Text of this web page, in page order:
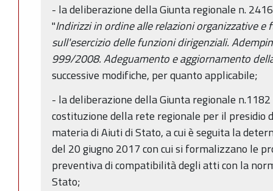
- la deliberazione della Giunta regionale n.
"Indirizzi in ordine alle relazioni organizzative
sull'esercizio delle funzioni dirigenziali.
999/2008. Adeguamento e aggiornamento
successive modifiche, per quanto applicabile;
- la deliberazione della Giunta regionale
costituzione della rete regionale per il presidio
materia di Aiuti di Stato, a cui è seguita la
del 20 giugno 2017 con cui si formalizzano le
preventiva di compatibilità degli atti con la
Stato;